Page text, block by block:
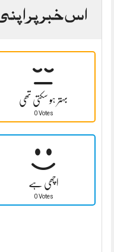
اس خبر پر
بہتر ہو سکتی تھی
0 Votes
اچھی ہے
0 Votes